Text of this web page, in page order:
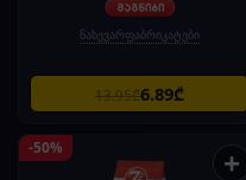
ნახევარფაბრიკატები
13.95₾6.89₾
-50% +